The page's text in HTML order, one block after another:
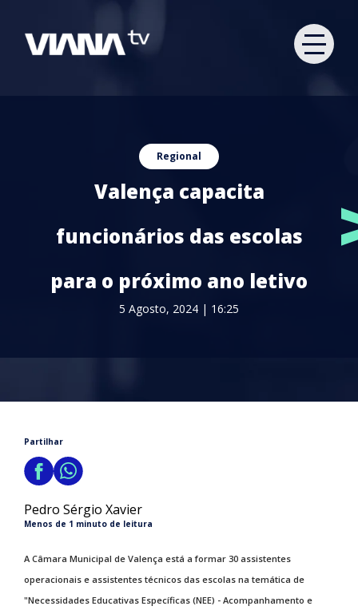
Regional
Valença capacita
funcionários das escolas
para o próximo ano letivo
5 Agosto, 2024 | 16:25
Partilhar
Pedro Sérgio Xavier
Menos de 1 minuto de leitura
A Câmara Municipal de Valença está a formar 30 assistentes
operacionais e assistentes técnicos das escolas na temática de
"Necessidades Educativas Específicas (NEE) - Acompanhamento e